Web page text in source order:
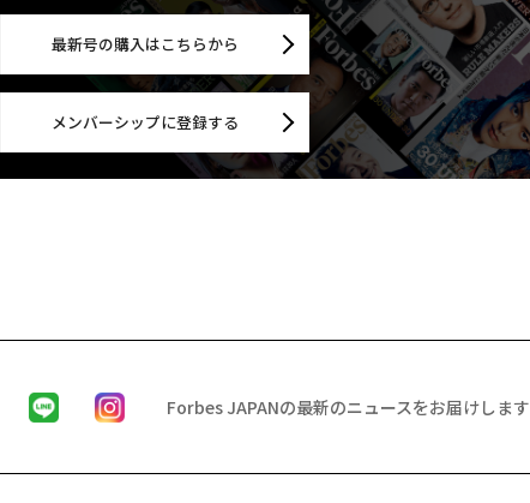
最新号の購入はこちらから
メンバーシップに登録する
Forbes JAPANの最新のニュースをお届けします